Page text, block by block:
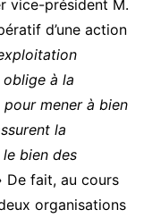
vice-président M.
d’une action
à la
mener à bien
la
bien des
De fait, au cours
organisations